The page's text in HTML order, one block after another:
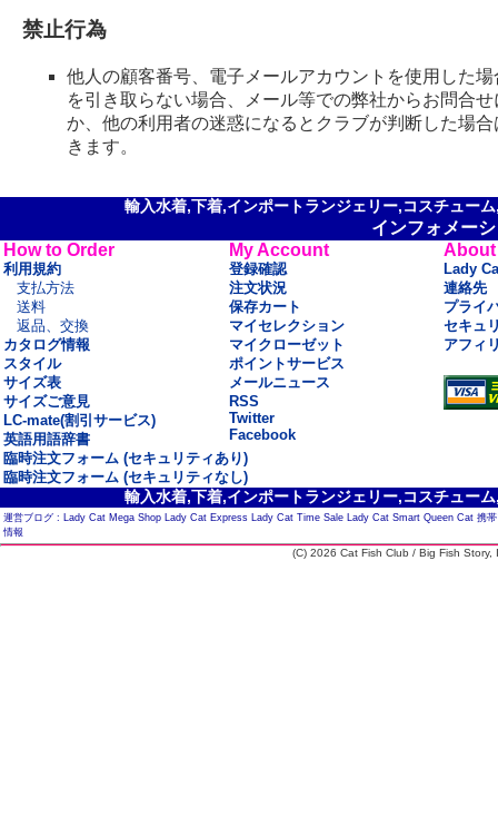
禁止行為
他人の顧客番号、電子メールアカウントを使用した
を引き取らない場合、メール等での弊社からお問合
か、他の利用者の迷惑になるとクラブが判断した場
きます。
輸入水着,下着,インポートランジェリー,コスチュー
インフォメー
How to Order
利用規約
支払方法
送料
返品、交換
カタログ情報
スタイル
サイズ表
サイズご意見
LC-mate(割引サービス)
英語用語辞書
My Account
登録確認
注文状況
保存カート
マイセレクション
マイクローゼット
ポイントサービス
メールニュース
RSS
Twitter
Facebook
About
Lady
連絡先
プライ
セキュ
アフィ
臨時注文フォーム (セキュリティあり)
臨時注文フォーム (セキュリティなし)
輸入水着,下着,インポートランジェリー,コスチュー
運営ブログ : Lady Cat Mega Shop Lady Cat Express Lady Cat Time Sale Lady Cat Smart Queen Cat 携
情報
(C) 2026 Cat Fish Club / Big Fish Story,